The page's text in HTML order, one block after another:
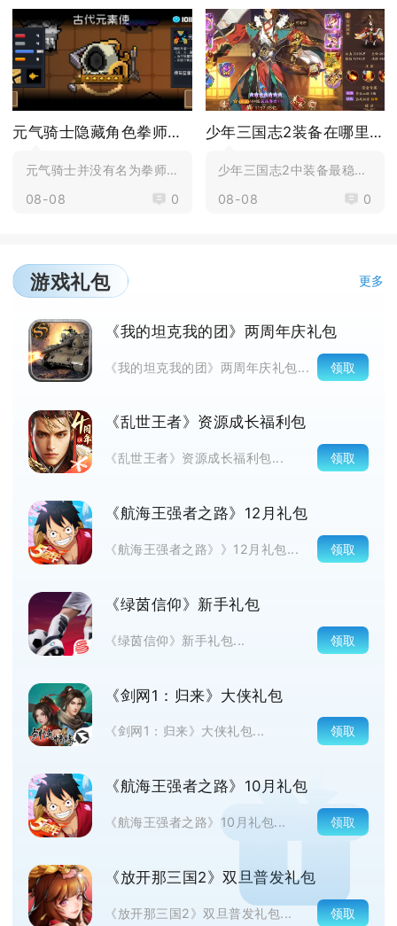
元气骑士隐藏角色拳师怎么解锁
元气骑士并没有名为拳师的隐藏角色，网上流传的拳师解...
08-08
0
少年三国志2装备在哪里买
少年三国志2中装备最稳定的购买地点是神装商店，军团...
08-08
0
游戏礼包 更多
《我的坦克我的团》两周年庆礼包
《我的坦克我的团》两周年庆礼包... 领取
《乱世王者》资源成长福利包
《乱世王者》资源成长福利包... 领取
《航海王强者之路》12月礼包
《航海王强者之路》》12月礼包... 领取
《绿茵信仰》新手礼包
《绿茵信仰》新手礼包... 领取
《剑网1：归来》大侠礼包
《剑网1：归来》大侠礼包... 领取
《航海王强者之路》10月礼包
《航海王强者之路》10月礼包... 领取
《放开那三国2》双旦普发礼包
《放开那三国2》双旦普发礼包... 领取